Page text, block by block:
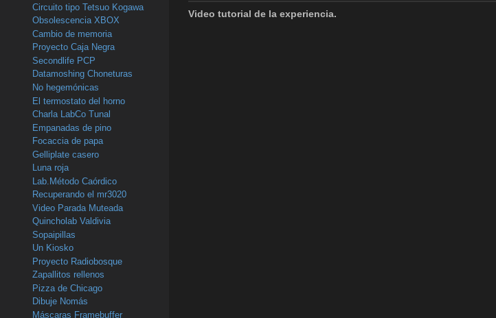
Circuito tipo Tetsuo Kogawa
Obsolescencia XBOX
Cambio de memoria
Proyecto Caja Negra
Secondlife PCP
Datamoshing Choneturas
No hegemónicas
El termostato del horno
Charla LabCo Tunal
Empanadas de pino
Focaccia de papa
Gelliplate casero
Luna roja
Lab.Método Caórdico
Recuperando el mr3020
Video Parada Muteada
Quincholab Valdivia
Sopaipillas
Un Kiosko
Proyecto Radiobosque
Zapallitos rellenos
Pizza de Chicago
Dibuje Nomás
Máscaras Framebuffer
Video tutorial de la experiencia.